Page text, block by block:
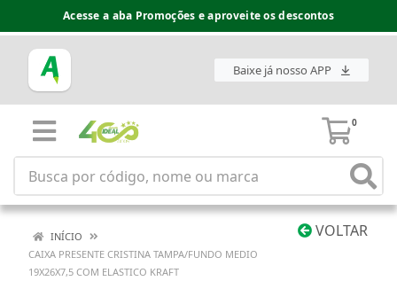
Acesse a aba Promoções e aproveite os descontos
Baixe já nosso APP
0
VOLTAR
INÍCIO
CAIXA PRESENTE CRISTINA TAMPA/FUNDO MEDIO
19X26X7,5 COM ELASTICO KRAFT